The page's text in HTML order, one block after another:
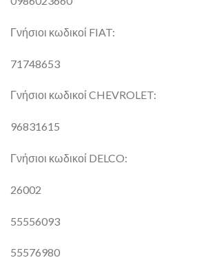
Γνήσιοι κωδικοί FIAT:
71748653
Γνήσιοι κωδικοί CHEVROLET:
96831615
Γνήσιοι κωδικοί DELCO:
26002
55556093
55576980